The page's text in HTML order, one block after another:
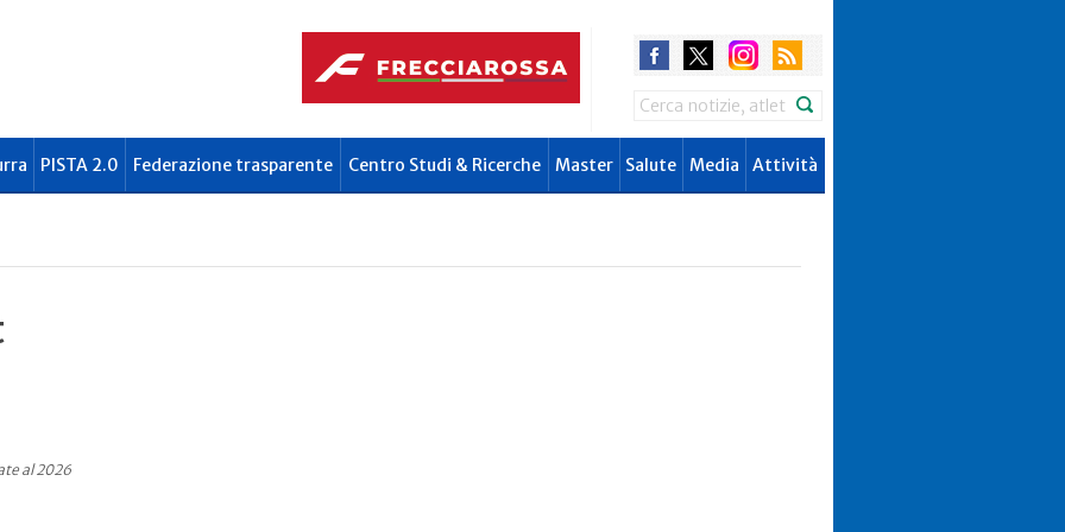
Search
PISTA 2.0 Federazione trasparente Centro Studi & Ricerche Master Salute Media Attività
al 2026